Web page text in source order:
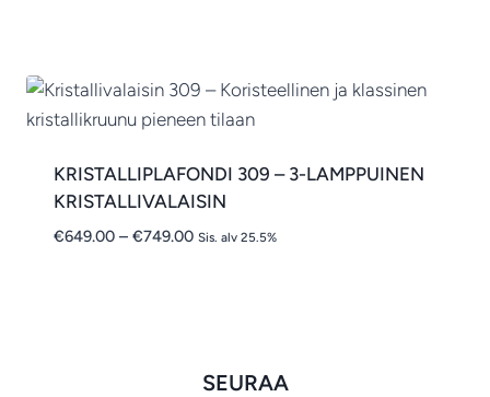
KRISTALLIPLAFONDI 309 – 3-LAMPPUINEN
KRISTALLIVALAISIN
€649.00 – €749.00Hintaluokka:
Sis. alv 25.5%
SEURAA